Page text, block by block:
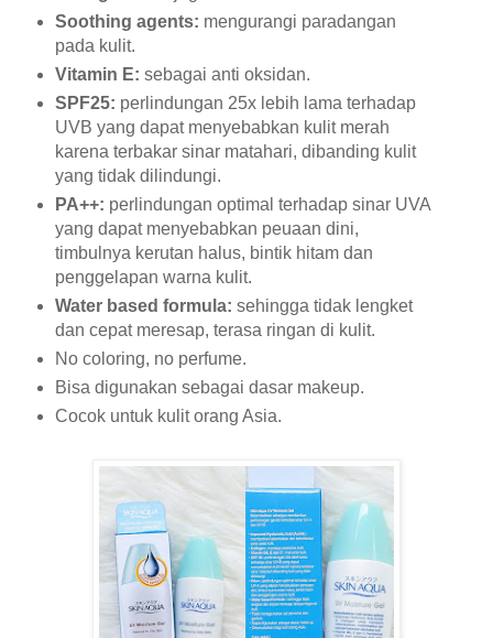
Soothing agents: mengurangi paradangan
pada kulit.
Vitamin E: sebagai anti oksidan.
SPF25: perlindungan 25x lebih lama terhadap
UVB yang dapat menyebabkan kulit merah
karena terbakar sinar matahari, dibanding kulit
yang tidak dilindungi.
PA++: perlindungan optimal terhadap sinar UVA
yang dapat menyebabkan peuaan dini,
timbulnya kerutan halus, bintik hitam dan
penggelapan warna kulit.
Water based formula: sehingga tidak lengket
dan cepat meresap, terasa ringan di kulit.
No coloring, no perfume.
Bisa digunakan sebagai dasar makeup.
Cocok untuk kulit orang Asia.